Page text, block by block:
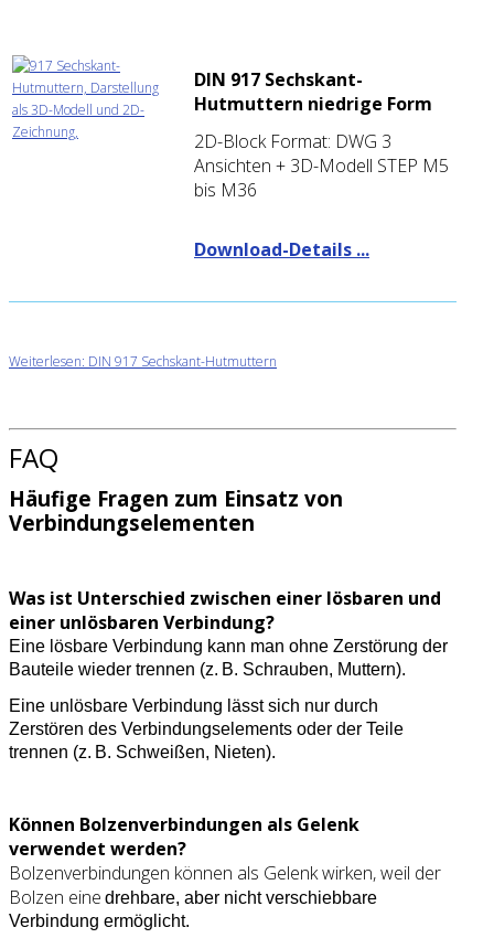
DIN 917 Sechskant-
Hutmuttern niedrige Form
2D-Block Format: DWG 3
Ansichten + 3D-Modell STEP M5
bis M36
Download-Details ...
Weiterlesen: DIN 917 Sechskant-Hutmuttern
FAQ
Häufige Fragen zum Einsatz von
Verbindungselementen
Was ist Unterschied zwischen einer lösbaren und
einer unlösbaren Verbindung?
Eine lösbare Verbindung kann man ohne Zerstörung der
Bauteile wieder trennen (z. B. Schrauben, Muttern).
Eine unlösbare Verbindung lässt sich nur durch
Zerstören des Verbindungselements oder der Teile
trennen (z. B. Schweißen, Nieten).
Können Bolzenverbindungen als Gelenk
verwendet werden?
Bolzenverbindungen können als Gelenk wirken, weil der
Bolzen eine drehbare, aber nicht verschiebbare
Verbindung ermöglicht.